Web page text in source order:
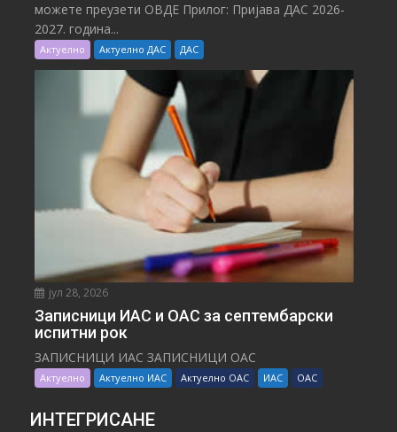
можете преузети ОВДЕ Прилог: Пријава ДАС 2026-
2027. година...
Актуелно Актуелно ДАС ДАС
јул 28, 2026
Записници ИАС и ОАС за септембарски
испитни рок
ЗАПИСНИЦИ ИАС ЗАПИСНИЦИ ОАС
Актуелно Актуелно ИАС Актуелно ОАС ИАС ОАС
ИНТЕГРИСАНЕ